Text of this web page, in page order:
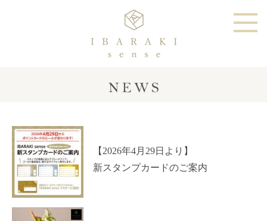
【2026年4月29日より】
新スタンプカードのご案内